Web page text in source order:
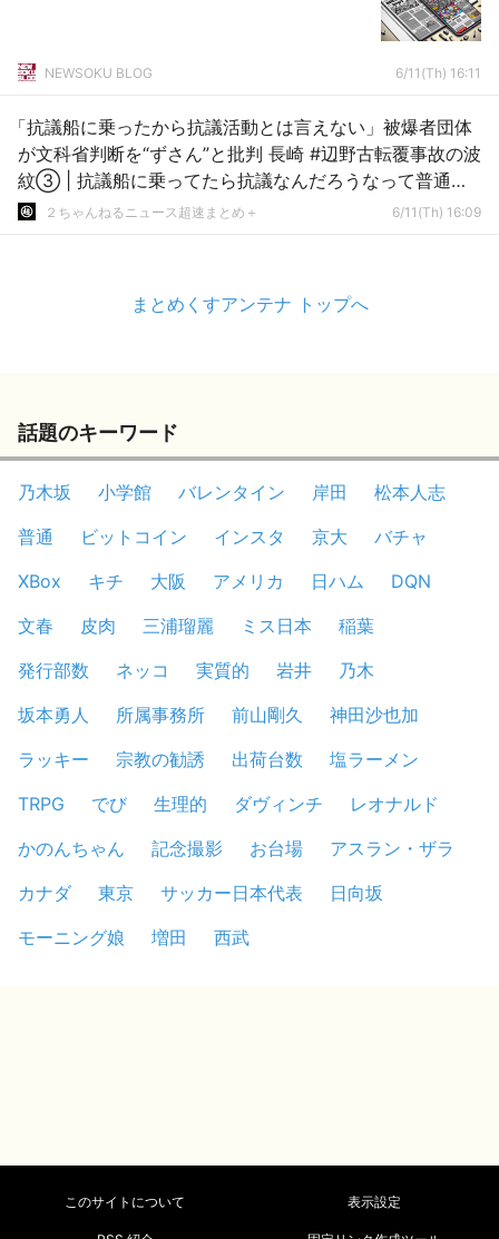
NEWSOKU BLOG 6/11(Th) 16:11
「抗議船に乗ったから抗議活動とは言えない」被爆者団体
が文科省判断を“ずさん”と批判 長崎 #辺野古転覆事故の波
紋③ | 抗議船に乗ってたら抗議なんだろうなって普通の
人は思うよ
２ちゃんねるニュース超速まとめ＋ 6/11(Th) 16:09
まとめくすアンテナ トップへ
話題のキーワード
乃木坂 小学館 バレンタイン 岸田
松本人志
普通
ビットコイン インスタ 京大
バチャ
XBox
キチ 大阪 アメリカ 日ハム
DQN
文春
皮肉 三浦瑠麗 ミス日本
稲葉
発行部数
ネッコ 実質的 岩井
乃木
坂本勇人
所属事務所 前山剛久
神田沙也加
ラッキー
宗教の勧誘 出荷台数
塩ラーメン
TRPG
でび 生理的 ダヴィンチ
レオナルド
かのんちゃん
記念撮影 お台場
アスラン・ザラ
カナダ
東京 サッカー日本代表
日向坂
モーニング娘
増田 西武
このサイトについて 表示設定